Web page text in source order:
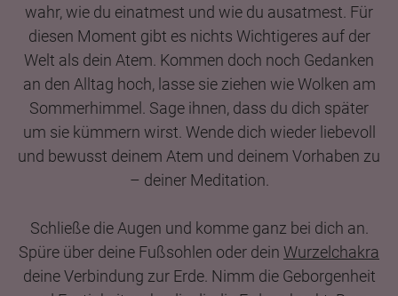
wahr, wie du einatmest und wie du ausatmest. Für
diesen Moment gibt es nichts Wichtigeres auf der
Welt als dein Atem. Kommen doch noch Gedanken
an den Alltag hoch, lasse sie ziehen wie Wolken am
Sommerhimmel. Sage ihnen, dass du dich später
um sie kümmern wirst. Wende dich wieder liebevoll
und bewusst deinem Atem und deinem Vorhaben zu
– deiner Meditation.
Schließe die Augen und komme ganz bei dich an.
Spüre über deine Fußsohlen oder dein Wurzelchakra
deine Verbindung zur Erde. Nimm die Geborgenheit